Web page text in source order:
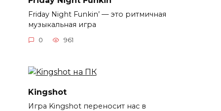
Friday Night Funkin’ — это ритмичная
музыкальная игра
0 961
Kingshot
Игра Kingshot переносит нас в